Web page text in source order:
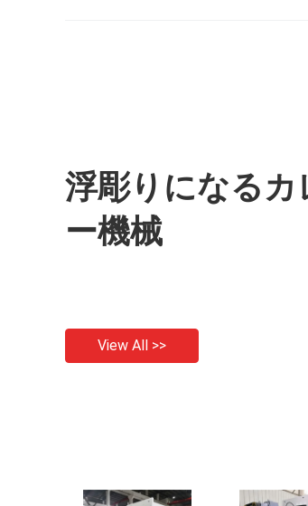
浮彫りになるカ
ー機械
View All >>